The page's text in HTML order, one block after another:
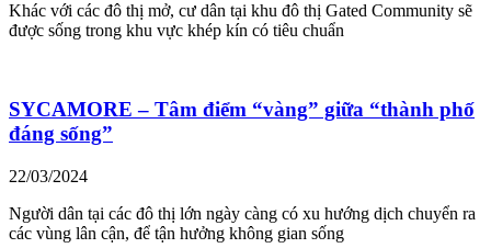
Khác với các đô thị mở, cư dân tại khu đô thị Gated Community sẽ
được sống trong khu vực khép kín có tiêu chuẩn
SYCAMORE – Tâm điểm “vàng” giữa “thành phố
đáng sống”
22/03/2024
Người dân tại các đô thị lớn ngày càng có xu hướng dịch chuyển ra
các vùng lân cận, để tận hưởng không gian sống